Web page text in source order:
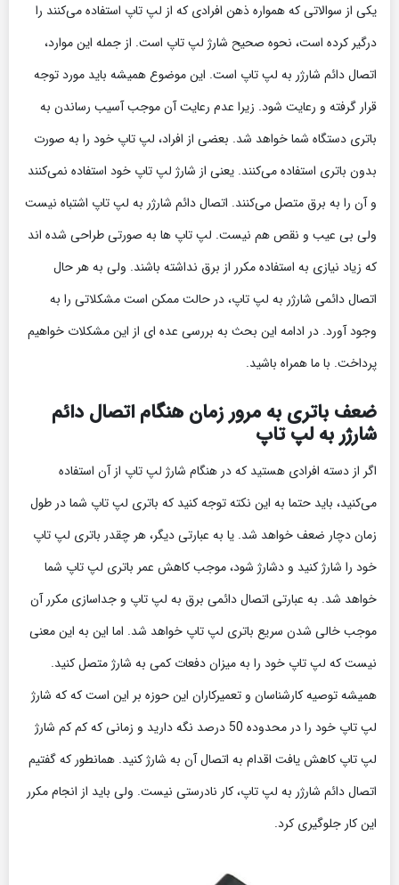
یکی از سوالاتی که همواره ذهن افرادی که از لپ تاپ استفاده می‌کنند را
درگیر کرده است، نحوه صحیح شارژ لپ تاپ است. از جمله این موارد،
اتصال دائم شارژر به لپ تاپ است. این موضوع همیشه باید مورد توجه
قرار گرفته و رعایت شود. زیرا عدم رعایت آن موجب آسیب رساندن به
باتری دستگاه شما خواهد شد. بعضی از افراد، لپ تاپ خود را به صورت
بدون باتری استفاده می‌کنند. یعنی از شارژ لپ تاپ خود استفاده نمی‌کنند
و آن را به برق متصل می‌کنند. اتصال دائم شارژر به لپ تاپ اشتباه نیست
ولی بی عیب و نقص هم نیست. لپ تاپ ها به صورتی طراحی شده اند
که زیاد نیازی به استفاده مکرر از برق نداشته باشند. ولی به هر حال
اتصال دائمی شارژر به لپ تاپ، در حالت ممکن است مشکلاتی را به
وجود آورد. در ادامه این بحث به بررسی عده ای از این مشکلات خواهیم
پرداخت. با ما همراه باشید.
ضعف باتری به مرور زمان هنگام اتصال دائم
شارژر به لپ تاپ
اگر از دسته افرادی هستید که در هنگام شارژ لپ تاپ از آن استفاده
می‌کنید، باید حتما به این نکته توجه کنید که باتری لپ تاپ شما در طول
زمان دچار ضعف خواهد شد. یا به عبارتی دیگر، هر چقدر باتری لپ تاپ
خود را شارژ کنید و دشارژ شود، موجب کاهش عمر باتری لپ تاپ شما
خواهد شد. به عبارتی اتصال دائمی برق به لپ تاپ و جداسازی مکرر آن
موجب خالی شدن سریع باتری لپ تاپ خواهد شد. اما این به این معنی
نیست که لپ تاپ خود را به میزان دفعات کمی به شارژ متصل کنید.
همیشه توصیه کارشناسان و تعمیرکاران این حوزه بر این است که که شارژ
لپ تاپ خود را در محدوده 50 درصد نگه دارید و زمانی که کم کم شارژ
لپ تاپ کاهش یافت اقدام به اتصال آن به شارژ کنید. همانطور که گفتیم
اتصال دائم شارژر به لپ تاپ، کار نادرستی نیست. ولی باید از انجام مکرر
این کار جلوگیری کرد.